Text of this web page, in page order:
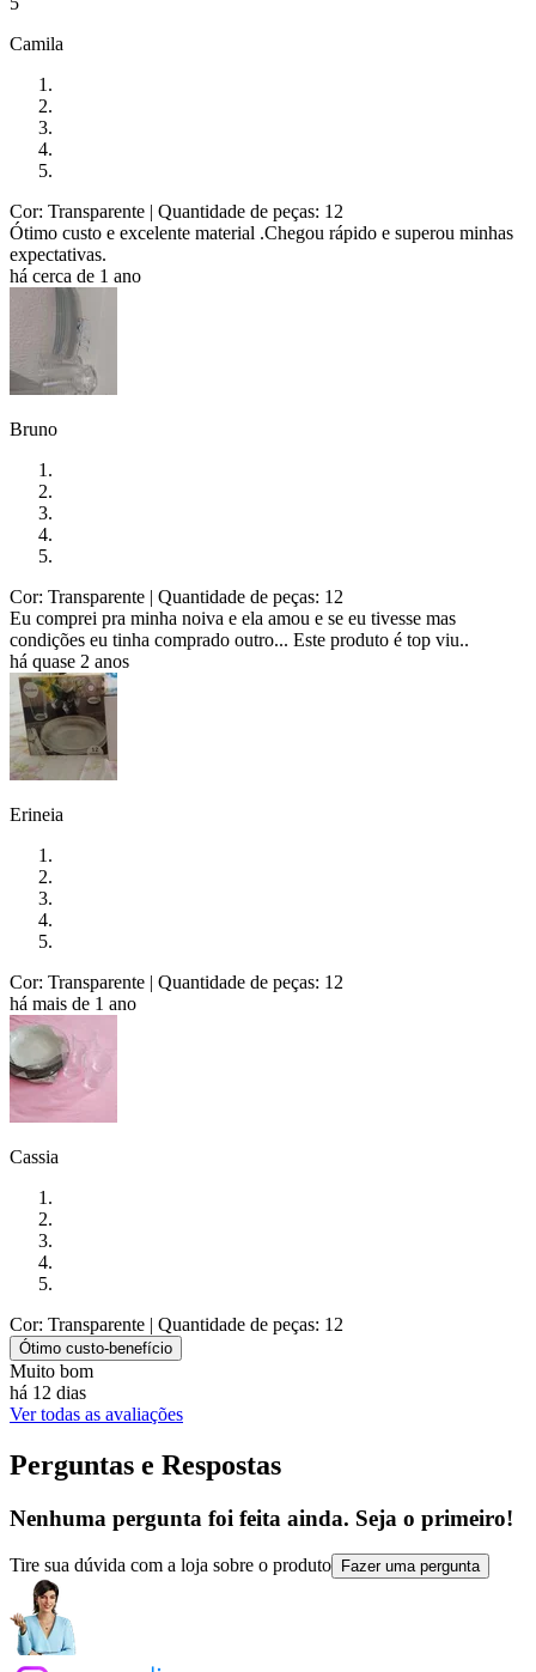
Camila
Cor: Transparente | Quantidade de peças: 12
Ótimo custo e excelente material .Chegou rápido e superou minhas
expectativas.
há cerca de 1 ano
Bruno
Cor: Transparente | Quantidade de peças: 12
Eu comprei pra minha noiva e ela amou e se eu tivesse mas
condições eu tinha comprado outro... Este produto é top viu..
há quase 2 anos
Erineia
Cor: Transparente | Quantidade de peças: 12
há mais de 1 ano
Cassia
Cor: Transparente | Quantidade de peças: 12
Ótimo custo-benefício
Muito bom
há 12 dias
Ver todas as avaliações
Perguntas e Respostas
Nenhuma pergunta foi feita ainda. Seja o primeiro!
Tire sua dúvida com a loja sobre o produto Fazer uma pergunta